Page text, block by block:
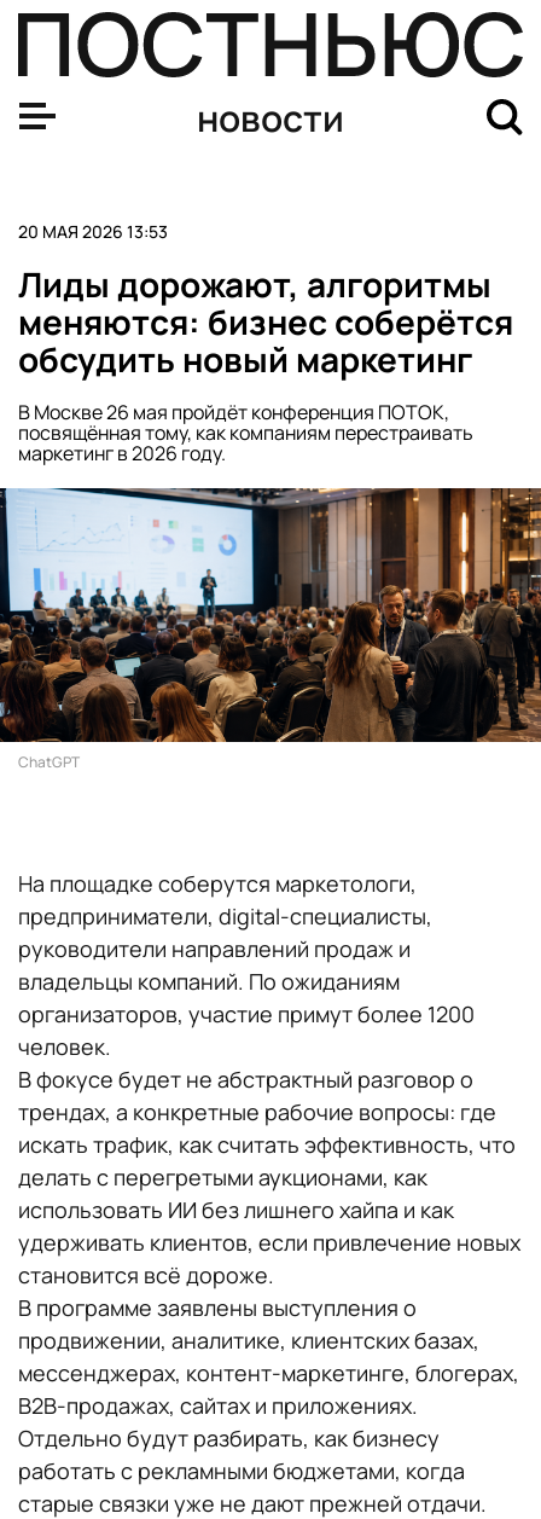
новости
20 МАЯ 2026 13:53
Лиды дорожают, алгоритмы
меняются: бизнес соберётся
обсудить новый маркетинг
В Москве 26 мая пройдёт конференция ПОТОК,
посвящённая тому, как компаниям перестраивать
маркетинг в 2026 году.
ChatGPT
На площадке соберутся маркетологи,
предприниматели, digital-специалисты,
руководители направлений продаж и
владельцы компаний. По ожиданиям
организаторов, участие примут более 1200
человек.
В фокусе будет не абстрактный разговор о
трендах, а конкретные рабочие вопросы: где
искать трафик, как считать эффективность, что
делать с перегретыми аукционами, как
использовать ИИ без лишнего хайпа и как
удерживать клиентов, если привлечение новых
становится всё дороже.
В программе заявлены выступления о
продвижении, аналитике, клиентских базах,
мессенджерах, контент-маркетинге, блогерах,
B2B-продажах, сайтах и приложениях.
Отдельно будут разбирать, как бизнесу
работать с рекламными бюджетами, когда
старые связки уже не дают прежней отдачи.
Проект «Цифровой треугольник» — это письма